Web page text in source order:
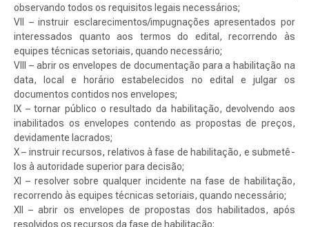
observando todos os requisitos legais necessários;
VII – instruir esclarecimentos/impugnações apresentados por
interessados quanto aos termos do edital, recorrendo às
equipes técnicas setoriais, quando necessário;
VIII – abrir os envelopes de documentação para a habilitação na
data, local e horário estabelecidos no edital e julgar os
documentos contidos nos envelopes;
IX – tornar público o resultado da habilitação, devolvendo aos
inabilitados os envelopes contendo as propostas de preços,
devidamente lacrados;
X – instruir recursos, relativos à fase de habilitação, e submetê-
los à autoridade superior para decisão;
XI – resolver sobre qualquer incidente na fase de habilitação,
recorrendo às equipes técnicas setoriais, quando necessário;
XII – abrir os envelopes de propostas dos habilitados, após
resolvidos os recursos da fase de habilitação;